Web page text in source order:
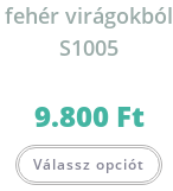
fehér virágokból
S1005
9.800 Ft
Válassz opciót